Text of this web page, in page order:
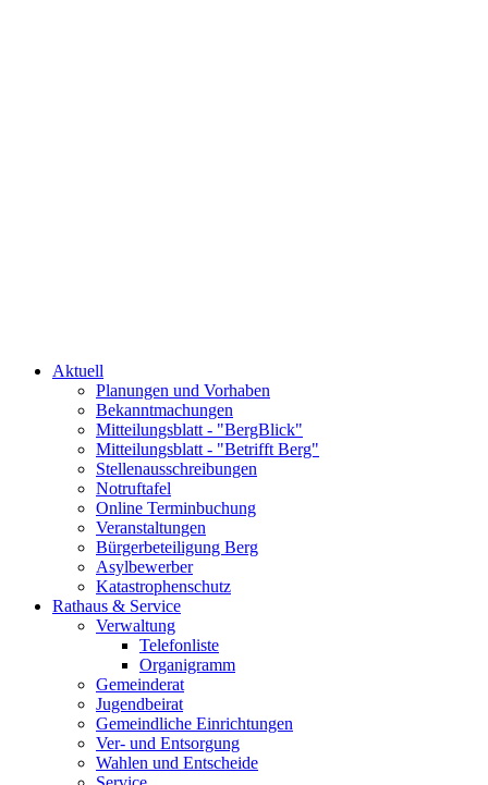
Aktuell
Planungen und Vorhaben
Bekanntmachungen
Mitteilungsblatt - "BergBlick"
Mitteilungsblatt - "Betrifft Berg"
Stellenausschreibungen
Notruftafel
Online Terminbuchung
Veranstaltungen
Bürgerbeteiligung Berg
Asylbewerber
Katastrophenschutz
Rathaus & Service
Verwaltung
Telefonliste
Organigramm
Gemeinderat
Jugendbeirat
Gemeindliche Einrichtungen
Ver- und Entsorgung
Wahlen und Entscheide